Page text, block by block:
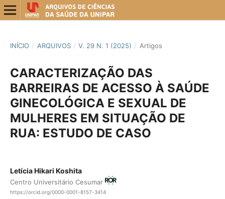
INÍCIO / ARQUIVOS / V. 29 N. 1 (2025) / Artigos
CARACTERIZAÇÃO DAS
BARREIRAS DE ACESSO À SAÚDE
GINECOLÓGICA E SEXUAL DE
MULHERES EM SITUAÇÃO DE
RUA: ESTUDO DE CASO
Letícia Hikari Koshita
Centro Universitário Cesumar
https://orcid.org/0000-0001-8157-3414